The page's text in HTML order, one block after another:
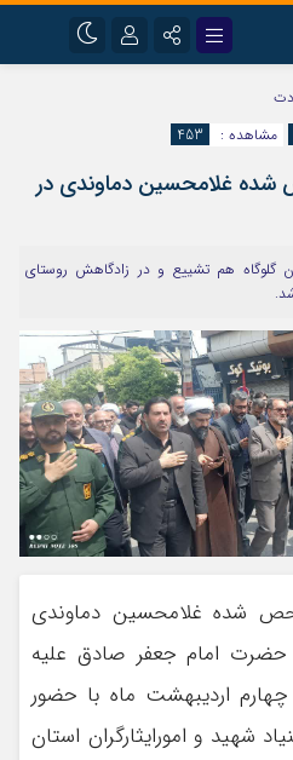
مشاهده : 453
شده غلامحسین دماوندی در
گلوگاه هم تشییع و در زادگاهش روستای
شده غلامحسین دماوندی
حضرت امام جعفر صادق علیه
اردیبهشت ماه با حضور
شهید و امورایثارگران استان